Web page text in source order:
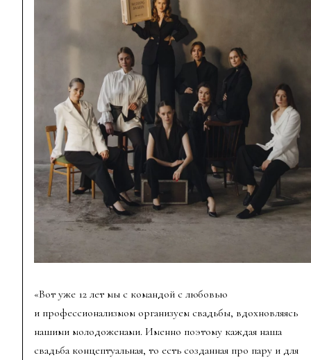
«Вот уже 12 лет мы с командой с любовью
и профессионализмом организуем свадьбы, вдохновляясь
нашими молодоженами. Именно поэтому каждая наша
свадьба концептуальная, то есть созданная про пару и для